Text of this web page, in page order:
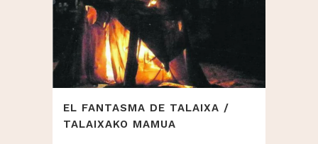
EL FANTASMA DE TALAIXA /
TALAIXAKO MAMUA